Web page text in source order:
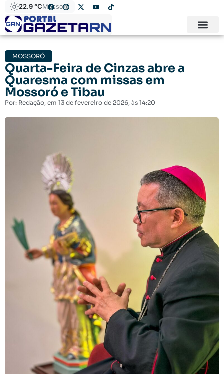
22.9 °CMossoró
MOSSORÓ
Quarta-Feira de Cinzas abre a
Quaresma com missas em
Mossoró e Tibau
Por: Redação, em 13 de fevereiro de 2026, às 14:20